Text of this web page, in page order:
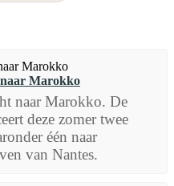
Marokko
naar Marokko. De
deze zomer twee
één naar
van Nantes.